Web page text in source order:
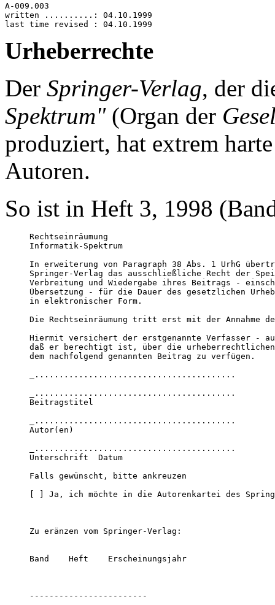
A-009.003
written ..........: 04.10.1999
Urheberrechte
Der Springer-Verlag, der
Spektrum"(Organ der
produziert, hat extrem
Autoren.
So ist in Heft 3, 1998
Rechtseinräumung
Informatik-Spektrum
In erweiterung von Paragraph 38 Abs. 1 UrhG
Springer-Verlag das ausschließliche Recht der
Verbreitung und Wiedergabe ihres Beitrags -
Übersetzung - für die Dauer des gesetzlichen
in elektronischer Form.
Die Rechtseinräumung tritt erst mit der
Hiermit versichert der erstgenannte Verfasser -
daß er berechtigt ist, über die urheberrechtlichen
dem nachfolgend genannten Beitrag zu verfügen.
_.........................................
_.........................................
Beitragstitel
_.........................................
Autor(en)
_.........................................
Unterschrift  Datum
Falls gewünscht, bitte ankreuzen
[ ] Ja, ich möchte in die Autorenkartei des
Zu eränzen vom Springer-Verlag:
Band    Heft    Erscheinungsjahr